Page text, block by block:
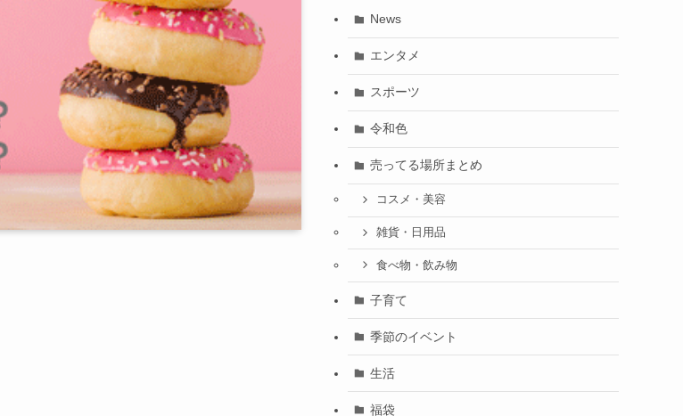
News
エンタメ
スポーツ
令和色
売ってる場所まとめ
コスメ・美容
雑貨・日用品
食べ物・飲み物
子育て
季節のイベント
生活
福袋